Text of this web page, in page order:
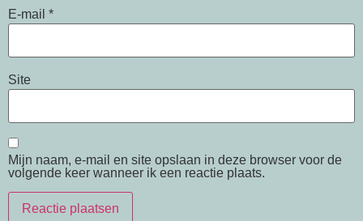
E-mail *
Site
Mijn naam, e-mail en site opslaan in deze browser voor de
volgende keer wanneer ik een reactie plaats.